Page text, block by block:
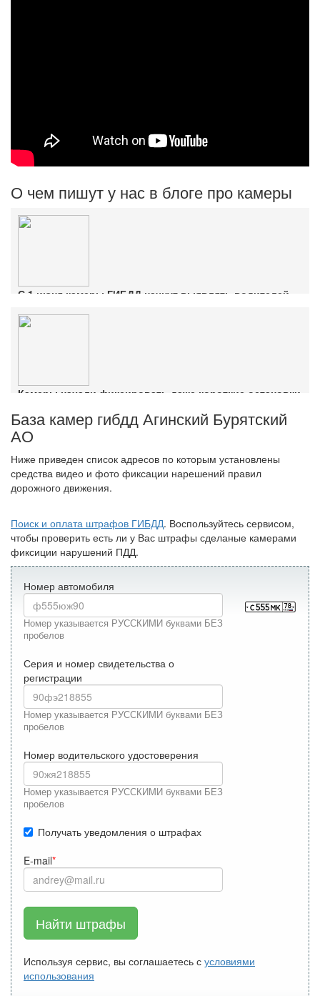
О чем пишут у нас в блоге про камеры
С 1 июня камеры ГИБДД начнут выявлять водителей
Ознакомиться с деталями
Камеры начали фиксировать даже короткие остановки
База камер гибдд Агинский Бурятский
АО
Ниже приведен список адресов по которым установлены
средства видео и фото фиксации нарешений правил
дорожного движения.
Поиск и оплата штрафов ГИБДД. Воспользуйтесь сервисом,
чтобы проверить есть ли у Вас штрафы сделаные камерами
фиксиции нарушений ПДД.
Номер автомобиля
Номер указывается РУССКИМИ буквами БЕЗ
пробелов
Серия и номер свидетельства о
регистрации
Номер указывается РУССКИМИ буквами БЕЗ
пробелов
Номер водительского удостоверения
Номер указывается РУССКИМИ буквами БЕЗ
пробелов
Получать уведомления о штрафах
E-mail
Найти штрафы
Используя сервис, вы соглашаетесь с условиями
использования